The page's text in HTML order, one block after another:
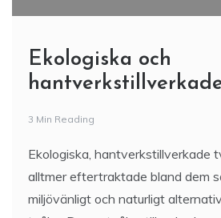
Ekologiska och
3 Min Reading
Ekologiska, hantverkstillverkade
alltmer eftertraktade bland dem
miljövänligt och naturligt